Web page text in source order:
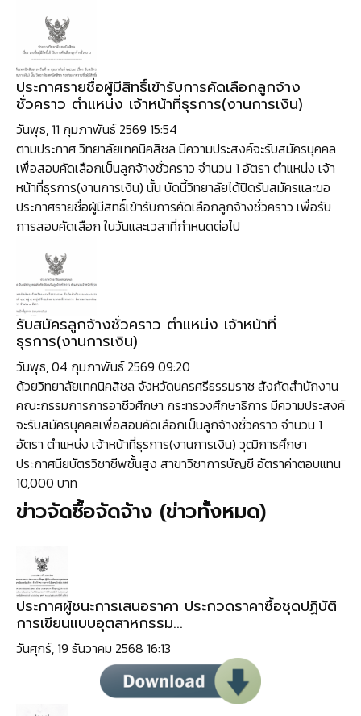
ประกาศรายชื่อผู้มีสิทธิ์เข้ารับการคัดเลือกลูกจ้าง
ชั่วคราว ตำแหน่ง เจ้าหน้าที่ธุรการ(งานการเงิน)
วันพุธ, 11 กุมภาพันธ์ 2569 15:54
ตามประกาศ วิทยาลัยเทคนิคสิชล มีความประสงค์จะรับสมัครบุคคล
เพื่อสอบคัดเลือกเป็นลูกจ้างชั่วคราว จำนวน 1 อัตรา ตำแหน่ง เจ้า
หน้าที่ธุรการ(งานการเงิน) นั้น บัดนี้วิทยาลัยได้ปิดรับสมัครและขอ
ประกาศรายชื่อผู้มีสิทธิ์เข้ารับการคัดเลือกลูกจ้างชั่วคราว เพื่อรับ
การสอบคัดเลือก ในวันและเวลาที่กำหนดต่อไป
รับสมัครลูกจ้างชั่วคราว ตำแหน่ง เจ้าหน้าที่
ธุรการ(งานการเงิน)
วันพุธ, 04 กุมภาพันธ์ 2569 09:20
ด้วยวิทยาลัยเทคนิคสิชล จังหวัดนครศรีธรรมราช สังกัดสำนักงาน
คณะกรรมการการอาชีวศึกษา กระทรวงศึกษาธิการ มีความประสงค์
จะรับสมัครบุคคลเพื่อสอบคัดเลือกเป็นลูกจ้างชั่วคราว จำนวน 1
อัตรา ตำแหน่ง เจ้าหน้าที่ธุรการ(งานการเงิน) วุฒิการศึกษา
ประกาศนียบัตรวิชาชีพชั้นสูง สาขาวิชาการบัญชี อัตราค่าตอบแทน
10,000 บาท
ข่าวจัดซื้อจัดจ้าง (ข่าวทั้งหมด)
ประกาศผู้ชนะการเสนอราคา ประกวดราคาซื้อชุดปฏิบัติ
การเขียนแบบอุตสาหกรรม...
วันศุกร์, 19 ธันวาคม 2568 16:13